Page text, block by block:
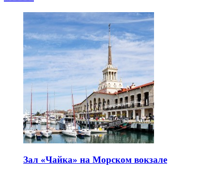
Зал «Чайка» на Морском вокзале